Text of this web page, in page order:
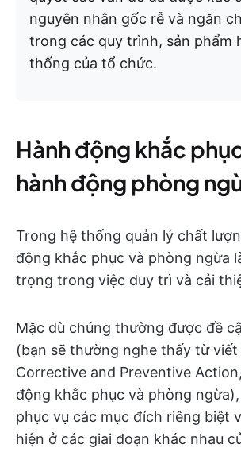
nguyên nhân gốc rễ và ngăn
trong các quy trình, sản phẩm
thống của tổ chức.
Hành động khắc
hành động phòng
Trong hệ thống quản lý chất
động khắc phục và phòng ngừa
trọng trong việc duy trì và cải
Mặc dù chúng thường được đề
(bạn sẽ thường nghe thấy từ viết
Corrective and Preventive
động khắc phục và phòng
phục vụ các mục đích riêng biệt
hiện ở các giai đoạn khác nhau